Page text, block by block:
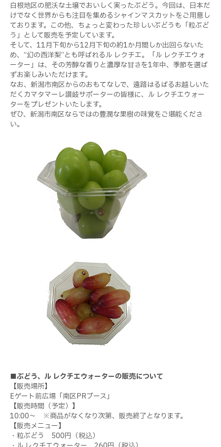
白根地区の肥沃な土壌でおいしく実ったぶどう。今回は、日本だ
けでなく世界からも注目を集めるシャインマスカットをご用意し
ております。この他、ちょっと変わった珍しいぶどうも「粒ぶど
う」として販売を予定しています。
そして、11月下旬から12月下旬の約1か月間しか出回らないた
め、“幻の西洋梨”とも呼ばれるル レクチエ。「ル レクチエウォ
ーター」は、その芳醇な香りと濃厚な甘さを1年中、季節を選ば
ずお楽しみいただけます。
なお、新潟市南区からのおもてなしで、遠路はるばるお越しいた
だくカマタマーレ讃岐サポーターの皆様に、ル レクチエウォー
ターをプレゼントいたします。
ぜひ、新潟市南区ならではの豊潤な果樹の味覚をご堪能くださ
い。
■ぶどう、ル レクチエウォーターの販売について
【販売場所】
Eゲート前広場「南区PRブース」
【販売時間（予定）】
10:00～ ※商品がなくなり次第、販売終了となります。
【販売メニュー】
・粒ぶどう 500円（税込）